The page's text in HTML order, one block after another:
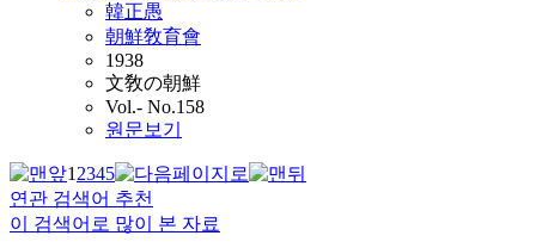
韓正愚
朝鮮敎育會
1938
文敎の朝鮮
Vol.- No.158
원문보기
12345
연관 검색어 추천
이 검색어로 많이 본 자료